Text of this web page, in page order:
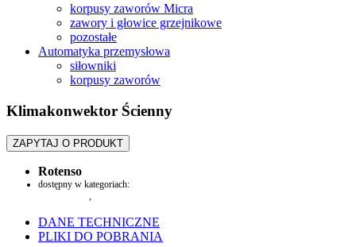
korpusy zaworów Micra
zawory i głowice grzejnikowe
pozostałe
Automatyka przemysłowa
siłowniki
korpusy zaworów
Klimakonwektor Ścienny
ZAPYTAJ O PRODUKT
Rotenso
dostępny w kategoriach:
DANE TECHNICZNE
PLIKI DO POBRANIA